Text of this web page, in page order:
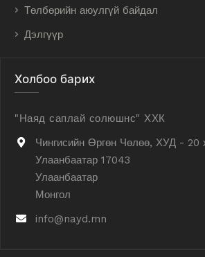
Төлбөрийн аюулгүй байдал
Дэлгүүр
Холбоо барих
"Наяд саплай солюшнс" ХХК
Чингисийн Өргөн Чөлөө, ХУД - 20
Улаанбаатар 17043
Улаанбаатар
Монгол
info@nayd.mn